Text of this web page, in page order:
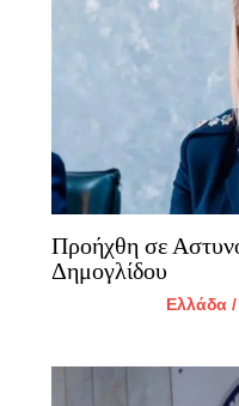
Προήχθη σε
Δημογλίδου
Ελλάδα/